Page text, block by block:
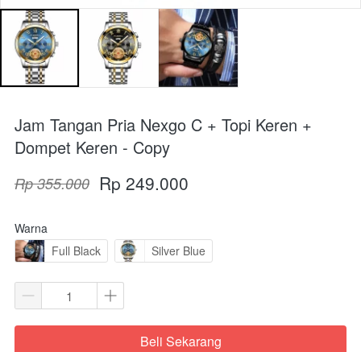
Jam Tangan Pria Nexgo C + Topi Keren +
Dompet Keren - Copy
Rp 355.000 Rp 249.000
Warna
Full Black
Silver Blue
`Beli Sekarang